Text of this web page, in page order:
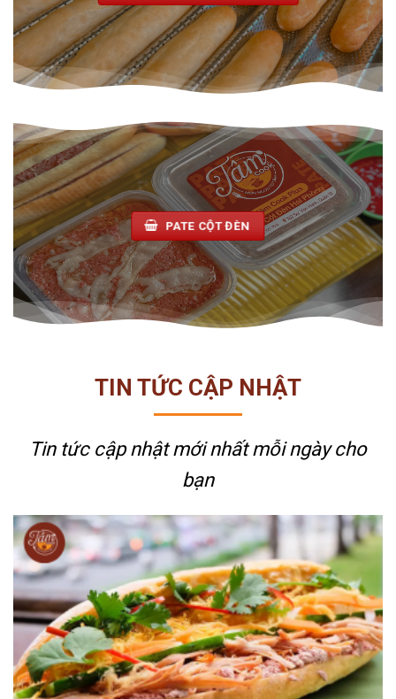
PATE CỘT ĐÈN
TIN TỨC CẬP NHẬT
Tin tức cập nhật mới nhấtmỗi ngày cho
bạn